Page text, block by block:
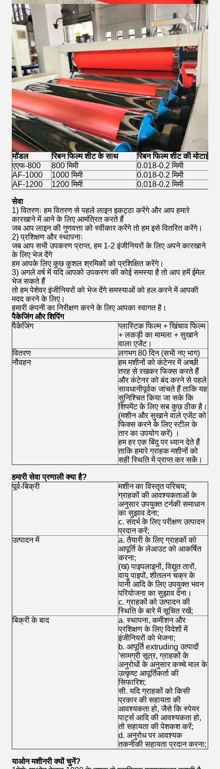
मॉडल रिबन फिल्म शीट के साथ
रिबन फिल्म शीट की मोटाई
एएफ-800
800 मिमी
0.018-0.2 मिमी
AF-1000
1000 मिमी
0.018-0.2 मिमी
AF-1200
1200 मिमी 0.018-0.2 मिमी
सेवा
1) वितरणः हम वितरण से पहले लाइन इकट्ठा करेंगे और आप हमारे
कारखाने में आने के लिए आमंत्रित करते हैं
जब आप लाइन की गुणवत्ता को स्वीकार करेंगे तो हम इसे वितरित करेंगे।
2) प्रशिक्षण और स्थापनाः
जब आप सभी उपकरण प्राप्त, हम 1-2 इंजीनियरों के लिए अपने कारखाने
के लिए भेज देंगे
हम आपके लिए कुछ कुशल श्रमिकों को प्रशिक्षित करेंगे।
3) अगले वर्ष में यदि आपको उपकरण की कोई समस्या है तो आप हमें ईमेल
भेज सकते हैं
तो हम पेशेवर इंजीनियरों को भेज देंगे समस्याओं को हल करने में आपकी
मदद करने के लिए।
हमारी कंपनी का निरीक्षण करने के लिए आपका स्वागत है।
पैकेजिंग और शिपिंग
पैकेजिंग
प्लास्टिक फिल्म + खिंचाव फिल्म
+ लकड़ी का मामला + सुखाने
वाला एजेंट।
वितरण
लगभग 80 दिन (सभी नए भाग)
नौवहन
हम मशीनों को कंटेनर में अच्छी
तरह से रखकर फिक्स करते हैं
और कंटेनर को बंद करने से पहले
सावधानीपूर्वक जांचते हैं ताकि यह
सुनिश्चित किया जा सके कि
शिपमेंट के लिए सब कुछ ठीक है।
(मशीन और सुखाने वाले एजेंट को
फिक्स करने के लिए स्टील के
तार का उपयोग करें) ।
हम हर एक बिंदु पर ध्यान देते हैं
ताकि हमारे ग्राहक मशीनों को
सही स्थिति में प्राप्त कर सकें।
हमारी सेवा प्रणाली क्या है?
पूर्व-बिक्री
मशीन का विस्तृत परिचय;
ग्राहकों की आवश्यकताओं के
अनुसार उपयुक्त टर्नकी समाधान
का सुझाव देना;
c. संदर्भ के लिए परीक्षण उत्पादन
प्रदान करें;
उत्पादन में
a. तैयारी के लिए ग्राहकों को
आपूर्ति के लेआउट को आकर्षित
करना;
(ख) पाइपलाइनों, विद्युत तारों,
वायु पाइपों, शीतलन चक्र के
पानी आदि के लिए उपयुक्त भवन
परियोजना का सुझाव देना।
c. ग्राहकों को उत्पादन की
स्थिति के बारे में सूचित रखें;
बिक्री के बाद
a. स्थापना, कमीशन और
प्रशिक्षण के लिए विदेशों में
इंजीनियरों को भेजना;
b. आपूर्ति extruding उत्पादों
'सामग्री सूत्र, ग्राहकों के
अनुरोधों के अनुसार कच्चे माल के
उत्कृष्ट आपूर्तिकर्ता की
सिफारिश;
सी. यदि ग्राहकों को किसी
प्रकार की सहायता की
आवश्यकता हो, जैसे कि स्पेयर
पार्ट्स आदि की आवश्यकता हो,
तो सहायता की पेशकश करें;
d. अनुरोध पर आवश्यक
तकनीकी सहायता प्रदान करना;
याओन मशीनरी क्यों चुनें?